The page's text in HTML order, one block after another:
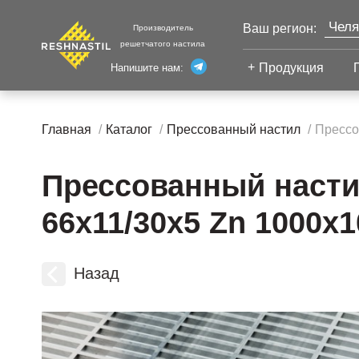
Производитель
решетчатого настила
Напишите нам:
Ваш регион:
Продукция
Настил с
противоскольжением
Настил для морских
Главная Каталог Прессованный настил
Прессованный
66х11/30х5 Zn
Назад